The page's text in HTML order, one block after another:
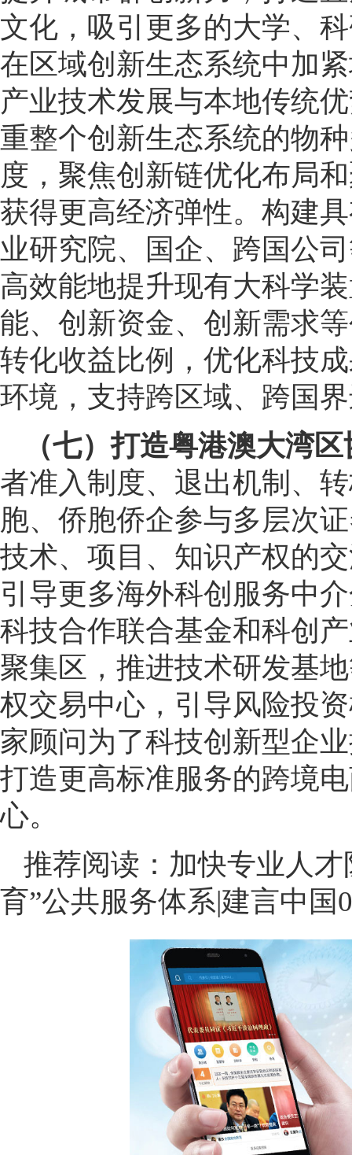
文化，吸引更多的大学、
在区域创新生态系统中加
产业技术发展与本地传统
重整个创新生态系统的物
度，聚焦创新链优化布局
获得更高经济弹性。构建
业研究院、国企、跨国公
高效能地提升现有大科学
能、创新资金、创新需求
转化收益比例，优化科技
环境，支持跨区域、跨国
（七）打造粤港澳大湾
者准入制度、退出机制、
胞、侨胞侨企参与多层次
技术、项目、知识产权的
引导更多海外科创服务中
科技合作联合基金和科创
聚集区，推进技术研发基
权交易中心，引导风险投
家顾问为了科技创新型企
打造更高标准服务的跨境
心。
推荐阅读： 加快专业人
育”公共服务体系|建言中国